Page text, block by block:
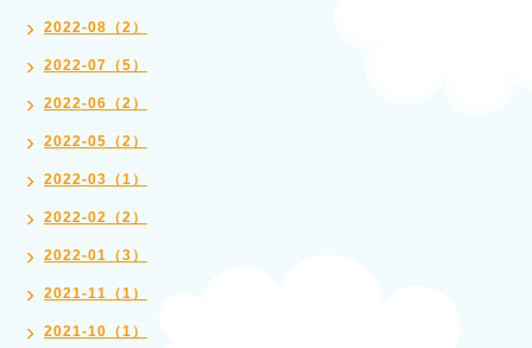
2022-08（2）
2022-07（5）
2022-06（2）
2022-05（2）
2022-03（1）
2022-02（2）
2022-01（3）
2021-11（1）
2021-10（1）